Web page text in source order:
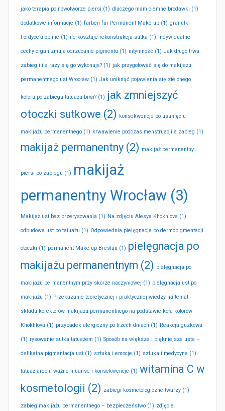
jako terapia po nowotworze piersi (1) dlaczego mam ciemne brodawki (1)
dodatkowe informacje (1) farben für Permanent Make-up (1) granulki
Fordyce’a opinie (1) ile kosztuje rekonstrukcja sutka (1) Indywidualne
cechy organizmu a odrzucanie pigmentu (1) intymność (1) Jak długo trwa
zabieg i ile razy się go wykonuje? (1) jak przygotować się do makijażu
permanentnego ust Wrocław (1) Jak uniknąć pojawienia się zielonego
koloru po zabiegu tatuażu brwi? (1) jak zmniejszyć
otoczki sutkowe (2) konsekwencje po usunięciu
makijażu permanentnego (1) krwawienie podczas menstruacji a zabieg (1)
makijaż permanentny (2) makijaż permanentny
piersi po zabiegu (1) makijaż
permanentny Wrocław (3)
Makijaż ust bez przerysowania (1) Na zdjęciu Alesya Khokhlova (1)
odbudowa ust po tatuażu (1) Odpowiednia pielęgnacja po dermopigmentacji
otoczki (1) permanent Make-up Breslau (1) pielęgnacja po
makijażu permanentnym (2) pielęgnacja po
makijażu permanentnym przy skórze naczyniowej (1) pielęgnacja ust po
makijażu (1) Przekazanie teoretycznej i praktycznej wiedzy na temat
składu korektorów makijażu permanentnego na podstawie koła kolorów
Khokhlova (1) przypadek alergiczny po trzech dniach (1) Reakcja guzkowa
(1) rysowanie sutka tatuażem (1) Sposób na większe i piękniejsze usta –
delikatna pigmentacja ust (1) sztuka i emocje (1) sztuka i medycyna (1)
tatuaż areoli: ważne niuanse i konsekwencje (1) witamina C w
kosmetologii (2) zabiegi kosmetologiczne twarzy (1)
zabieg makijażu permanentnego – bezpieczeństwo (1) zdjęcie